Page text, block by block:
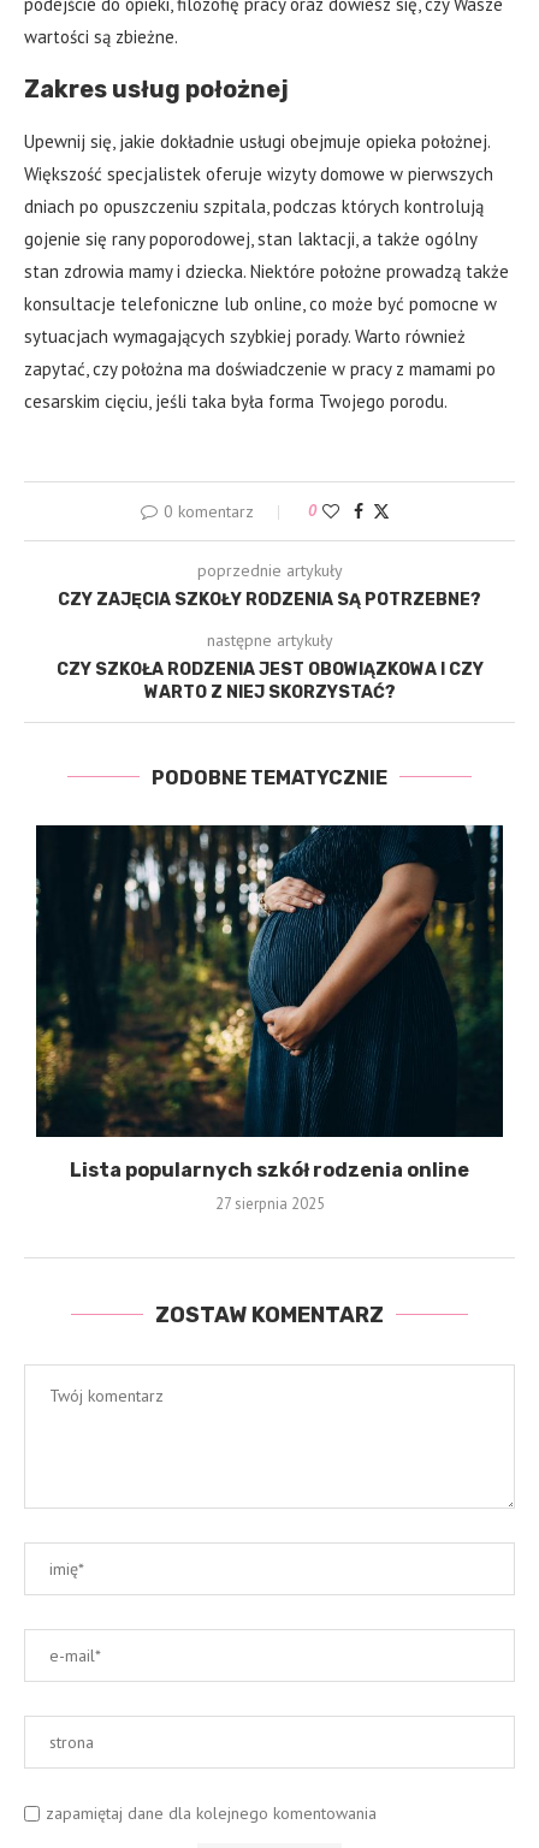
wartości są zbieżne.
Zakres usług położnej
Upewnij się, jakie dokładnie usługi obejmuje opieka położnej.
Większość specjalistek oferuje wizyty domowe w pierwszych
dniach po opuszczeniu szpitala, podczas których kontrolują
gojenie się rany poporodowej, stan laktacji, a także ogólny
stan zdrowia mamy i dziecka. Niektóre położne prowadzą także
konsultacje telefoniczne lub online, co może być pomocne w
sytuacjach wymagających szybkiej porady. Warto również
zapytać, czy położna ma doświadczenie w pracy z mamami po
cesarskim cięciu, jeśli taka była forma Twojego porodu.
0 komentarz 0
poprzednie artykuły
CZY ZAJĘCIA SZKOŁY RODZENIA SĄ POTRZEBNE?
następne artykuły
CZY SZKOŁA RODZENIA JEST OBOWIĄZKOWA I CZY
WARTO Z NIEJ SKORZYSTAĆ?
PODOBNE TEMATYCZNIE
Lista popularnych szkół rodzenia online
27 sierpnia 2025
ZOSTAW KOMENTARZ
zapamiętaj dane dla kolejnego komentowania